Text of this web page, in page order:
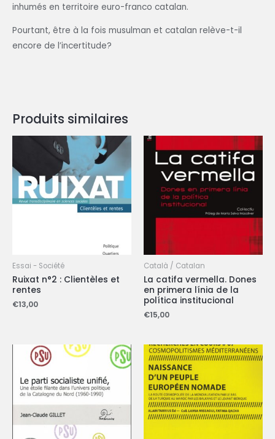
inhumés en territoire euro-franco­ catalan.
Pourtant, être à la fois musulman et catalan relève-t-il
encore de l’incertitude?
Produits similaires
Essai - Société
Ruixat n°2 : Clientèles et
rentes
€13,00
Català / Catalan
La catifa vermella. Dones
en primera línia de la
política institucional
€15,00